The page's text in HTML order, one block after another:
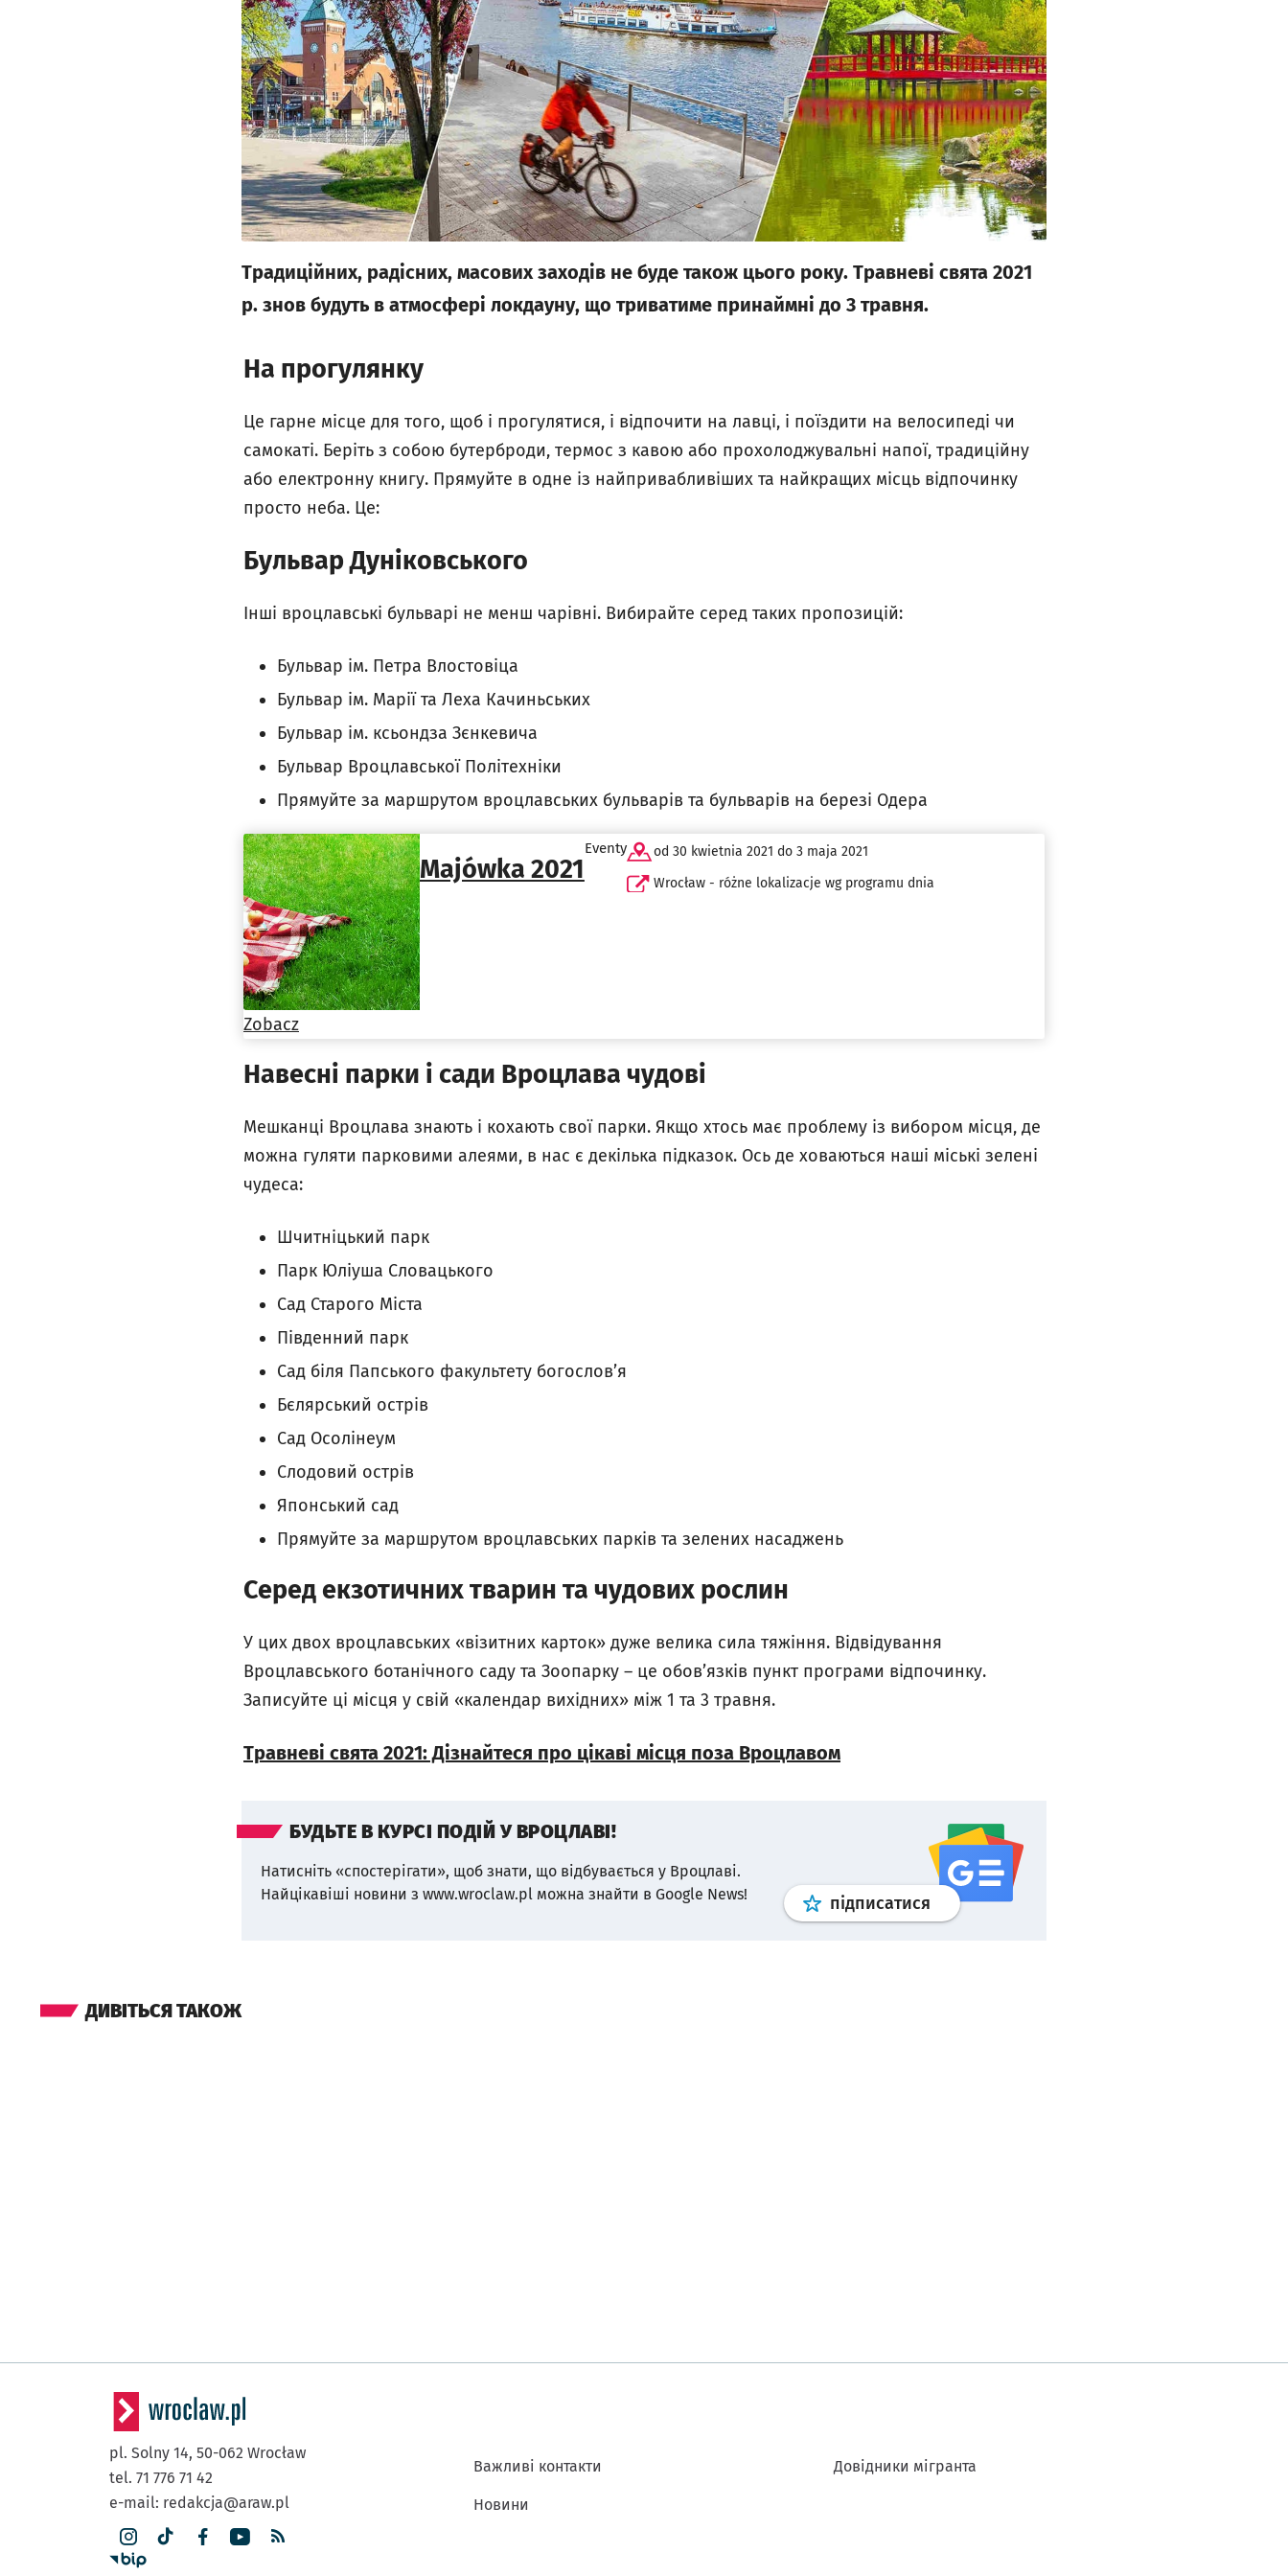
Традиційних, радісних, масових заходів не буде також цього року. Травневі свята 2021
р. знов будуть в атмосфері локдауну, що триватиме принаймні до 3 травня.
На прогулянку
Це гарне місце для того, щоб і прогулятися, і відпочити на лавці, і поїздити на велосипеді чи
самокаті. Беріть з собою бутерброди, термос з кавою або прохолоджувальні напої, традиційну
або електронну книгу. Прямуйте в одне із найпривабливіших та найкращих місць відпочинку
просто неба. Це:
Бульвар Дуніковського
Інші вроцлавські бульварі не менш чарівні. Вибирайте серед таких пропозицій:
Бульвар ім. Петра Влостовіца
Бульвар ім. Марії та Леха Качиньських
Бульвар ім. ксьондза Зєнкевича
Бульвар Вроцлавської Політехніки
Прямуйте за маршрутом вроцлавських бульварів та бульварів на березі Одера
Majówka 2021
Eventy
od 30 kwietnia 2021 do 3 maja 2021
Wrocław - różne lokalizacje wg programu dnia
Zobacz
Навесні парки і сади Вроцлава чудові
Мешканці Вроцлава знають і кохають свої парки. Якщо хтось має проблему із вибором місця, де
можна гуляти парковими алеями, в нас є декілька підказок. Ось де ховаються наші міські зелені
чудеса:
Шчитніцький парк
Парк Юліуша Словацького
Сад Старого Міста
Південний парк
Сад біля Папського факультету богослов’я
Бєлярський острів
Сад Осолінеум
Слодовий острів
Японський сад
Прямуйте за маршрутом вроцлавських парків та зелених насаджень
Серед екзотичних тварин та чудових рослин
У цих двох вроцлавських «візитних карток» дуже велика сила тяжіння. Відвідування
Вроцлавського ботанічного саду та Зоопарку – це обов’язків пункт програми відпочинку.
Записуйте ці місця у свій «календар вихідних» між 1 та 3 травня.
Травневі свята 2021: Дізнайтеся про цікаві місця поза Вроцлавом
БУДЬТЕ В КУРСІ ПОДІЙ У ВРОЦЛАВІ!
Натисніть «спостерігати», щоб знати, що відбувається у Вроцлаві.
Найцікавіші новини з www.wroclaw.pl можна знайти в Google News!
підписатися Профільgoogle news
ДИВІТЬСЯ ТАКОЖ
pl. Solny 14, 50-062 Wrocław
tel. 71 776 71 42
e-mail: redakcja@araw.pl
Важливі контакти
Новини
Довідники мігранта